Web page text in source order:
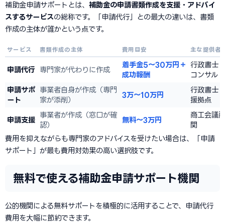
補助金申請サポートとは、 補助金の申請書類作成を支援・アドバイ
スするサービスの総称です。「申請代行」との最大の違いは、書類
作成の主体が誰かという点です。
サービス 書類作成の主体 費用目安 主な提供者
申請代行 専門家が代わりに作成
着手金5〜30万円＋
成功報酬
行政書士
コンサル
申請サポ
ート
事業者自身が作成（専門
家が添削）
3万〜10万円
行政書士
援拠点
申請支援
事業者が作成（窓口が確
認）
無料〜3万円
商工会議
関
費用を抑えながらも専門家のアドバイスを受けたい場合は、「申請
サポート」が最も費用対効果の高い選択肢です。
無料で使える補助金申請サポート機関
公的機関による無料サポートを積極的に活用することで、申請代行
費用を大幅に節約できます。